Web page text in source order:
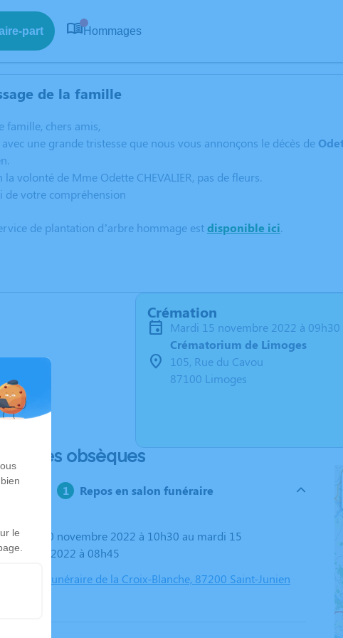
part Hommages
de la famille
famille, chers amis,
avec une grande tristesse que nous vous annonçons le décès de
la volonté de Mme Odette CHEVALIER, pas de fleurs.
de votre compréhension
de plantation d’arbre hommage estdisponible ici.
Crémation
mardi 15 novembre 2022 à 09h30
Crématorium de Limoges
105, Rue du Cavou
87100 Limoges
des obsèques
Repos en salon funéraire
au mardi 15
2022 à 08h45
Chambre Funéraire de la Croix-Blanche, 87200 Saint-Junien